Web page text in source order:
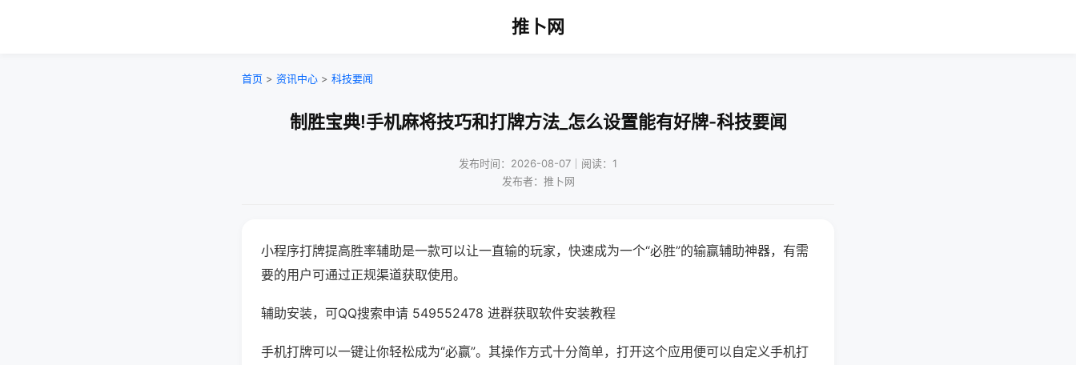
推卜网
首页 > 资讯中心 > 科技要闻
制胜宝典!手机麻将技巧和打牌方法_怎么设置能有好牌-科技要闻
发布时间：2026-08-07｜阅读：1
发布者：推卜网
小程序打牌提高胜率辅助是一款可以让一直输的玩家，快速成为一个“必胜”的输赢辅助神器，有需
要的用户可通过正规渠道获取使用。
辅助安装，可QQ搜索申请 549552478 进群获取软件安装教程
手机打牌可以一键让你轻松成为“必赢”。其操作方式十分简单，打开这个应用便可以自定义手机打